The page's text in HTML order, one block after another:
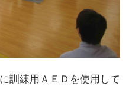
訓練用ＡＥＤを使用して